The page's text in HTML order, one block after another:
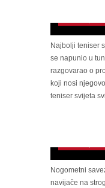
Najbolji teniser
se napunio u
razgovarao o
koji nosi
teniser svijeta
Idete na
Nogometni
navijače na